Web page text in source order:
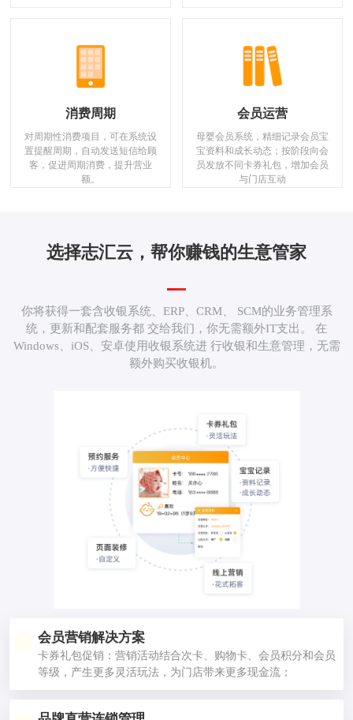
消费周期
对周期性消费项目，可在系统设
置提醒周期，自动发送短信给顾
客，促进周期消费，提升营业
额。
会员运营
母婴会员系统，精细记录会员宝
宝资料和成长动态；按阶段向会
员发放不同卡券礼包，增加会员
与门店互动
选择志汇云，帮你赚钱的生意管家
你将获得一套含收银系统、ERP、CRM、 SCM的业务管理系
统，更新和配套服务都 交给我们，你无需额外IT支出。 在
Windows、iOS、安卓使用收银系统进 行收银和生意管理，无需
额外购买收银机。
会员营销解决方案
卡券礼包促销：营销活动结合次卡、购物卡、会员积分和会员
等级，产生更多灵活玩法，为门店带来更多现金流；